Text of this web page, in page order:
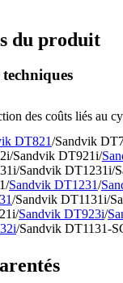
du produit
des coûts liés au
DT821/Sandvik
Sandvik DT921i/
Sandvik DT1231i/
Sandvik DT1231/
/Sandvik DT1131i/
Sandvik DT923i/
/Sandvik DT1131-